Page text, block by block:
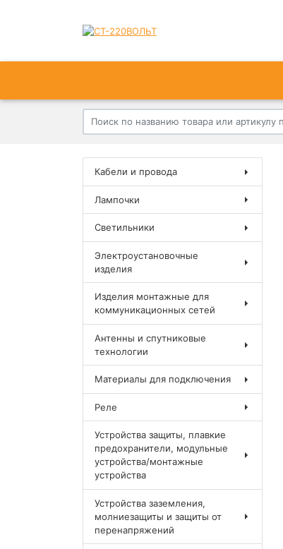
Кабели и провода
Лампочки
Светильники
Электроустановочные
изделия
Изделия монтажные для
коммуникационных сетей
Антенны и спутниковые
технологии
Материалы для подключения
Реле
Устройства защиты, плавкие
предохранители, модульные
устройства/монтажные
устройства
Устройства заземления,
молниезащиты и защиты от
перенапряжений